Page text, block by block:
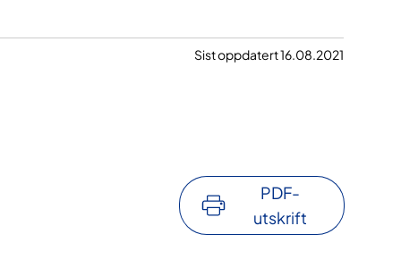
Sist oppdatert 16.08.2021
PDF-
utskrift